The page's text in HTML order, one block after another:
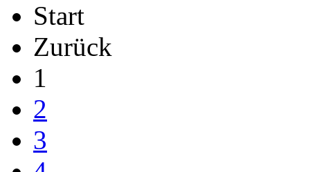
Start
Zurück
1
2
3